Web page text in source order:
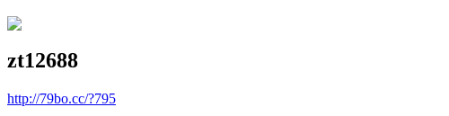
zt12688
http://79bo.cc/?795